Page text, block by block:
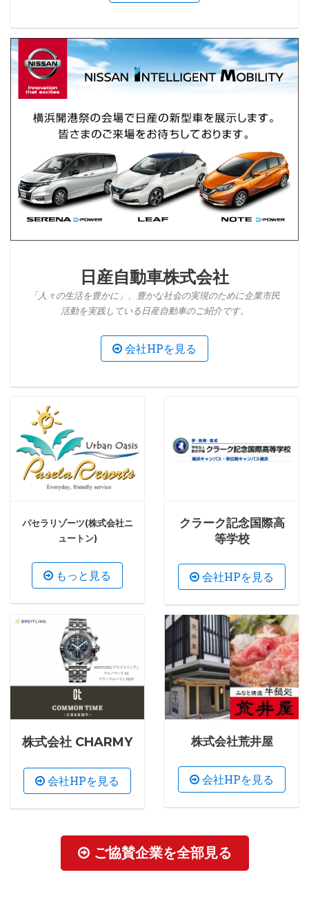
日産自動車株式会社
「人々の生活を豊かに」、豊かな社会の実現のために企業市民
活動を実践している日産自動車のご紹介です。
会社HPを見る
パセラリゾーツ(株式会社ニ
ュートン)
もっと見る
クラーク記念国際高
等学校
会社HPを見る
株式会社 CHARMY
会社HPを見る
株式会社荒井屋
会社HPを見る
ご協賛企業を全部見る